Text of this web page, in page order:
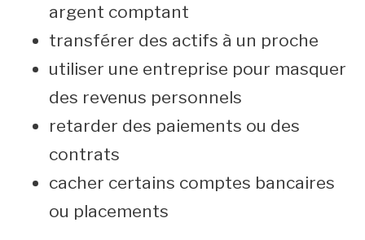
argent comptant
transférer des actifs à un proche
utiliser une entreprise pour masquer
des revenus personnels
retarder des paiements ou des
contrats
cacher certains comptes bancaires
ou placements